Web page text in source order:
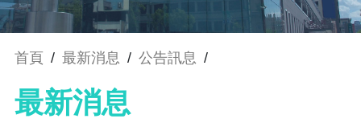
首頁 / 最新消息 / 公告訊息 /
最新消息